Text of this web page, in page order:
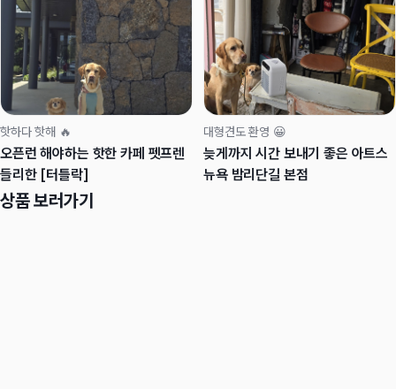
핫하다 핫해 🔥
오픈런 해야하는 핫한 카페 펫프렌
들리한 [터틀락]
대형견도 환영 😀
늦게까지 시간 보내기 좋은 아트스
뉴욕 밤리단길 본점
상품 보러가기